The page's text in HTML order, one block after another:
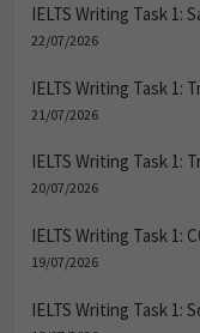
IELTS Writing Task 1:
22/07/2026
IELTS Writing Task 1:
21/07/2026
IELTS Writing Task 1:
20/07/2026
IELTS Writing Task 1:
19/07/2026
IELTS Writing Task 1: